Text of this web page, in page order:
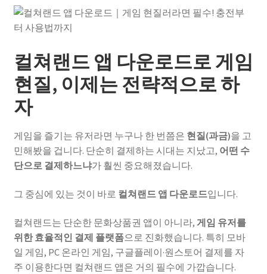
컬쳐랜드 앱 다운로드로 게임
현질, 이제는 전략적으로 하
자
게임을 즐기는 유저라면 누구나 한 번쯤은 현질(과금)을 고
민해봤을 겁니다. 단순히 결제하는 시대는 지났고, 어떤 수
단으로 결제하느냐가 훨씬 중요해졌습니다.
그 중심에 있는 것이 바로 컬쳐랜드 앱 다운로드입니다.
컬쳐랜드는 단순한 문화상품권 앱이 아니라, 게임 유저를
위한 효율적인 결제 플랫폼으로 진화했습니다. 특히 모바
일 게임, PC 온라인 게임, 구글플레이·원스토어 결제를 자
주 이용한다면 컬쳐랜드 앱은 거의 필수에 가깝습니다.